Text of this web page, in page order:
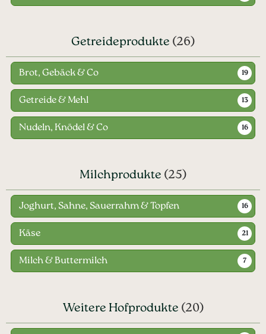
Getreideprodukte (26)
Brot, Gebäck & Co 19
Getreide & Mehl 13
Nudeln, Knödel & Co 16
Milchprodukte (25)
Joghurt, Sahne, Sauerrahm & Topfen 16
Käse 21
Milch & Buttermilch 7
Weitere Hofprodukte (20)